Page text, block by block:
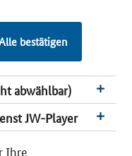
bestätigen
abwählbar)
JW-Player
Ihre
Folgen Sie uns auf
LinkedIn
Newsletter abbestellen